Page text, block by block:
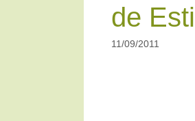
de
11/09/2011